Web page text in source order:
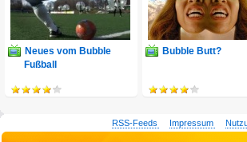
Neues vom Bubble
Fußball
Bubble Butt?
RSS-Feeds Impressum